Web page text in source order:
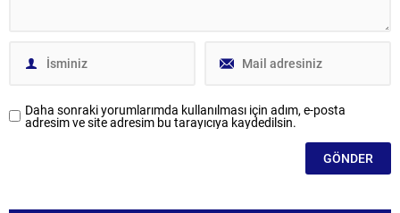
Daha sonraki yorumlarımda kullanılması için adım, e-posta
adresim ve site adresim bu tarayıcıya kaydedilsin.